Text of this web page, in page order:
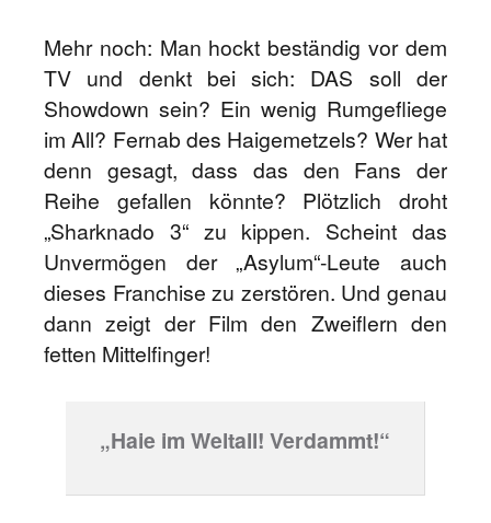
Mehr noch: Man hockt beständig vor dem
TV und denkt bei sich: DAS soll der
Showdown sein? Ein wenig Rumgefliege
im All? Fernab des Haigemetzels? Wer hat
denn gesagt, dass das den Fans der
Reihe gefallen könnte? Plötzlich droht
„Sharknado 3“ zu kippen. Scheint das
Unvermögen der „Asylum“-Leute auch
dieses Franchise zu zerstören. Und genau
dann zeigt der Film den Zweiflern den
fetten Mittelfinger!
„Haie im Weltall! Verdammt!“